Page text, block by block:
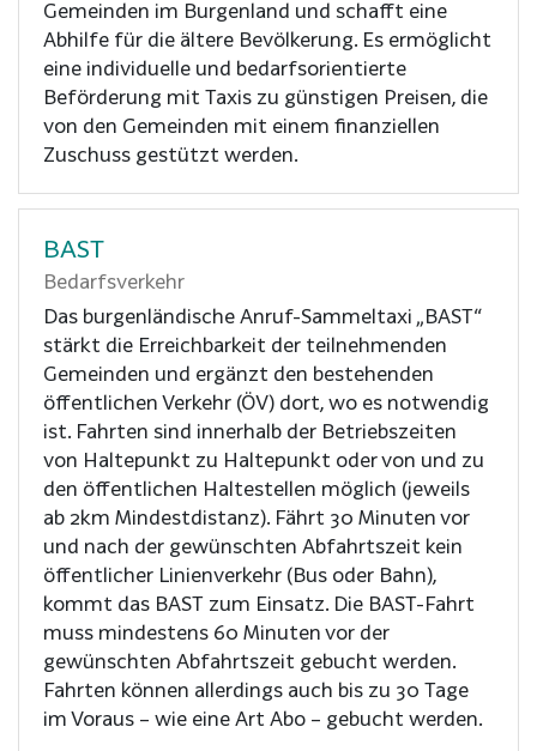
Gemeinden im Burgenland und schafft eine
Abhilfe für die ältere Bevölkerung. Es ermöglicht
eine individuelle und bedarfsorientierte
Beförderung mit Taxis zu günstigen Preisen, die
von den Gemeinden mit einem finanziellen
Zuschuss gestützt werden.
BAST
Bedarfsverkehr
Das burgenländische Anruf-Sammeltaxi „BAST“
stärkt die Erreichbarkeit der teilnehmenden
Gemeinden und ergänzt den bestehenden
öffentlichen Verkehr (ÖV) dort, wo es notwendig
ist. Fahrten sind innerhalb der Betriebszeiten
von Haltepunkt zu Haltepunkt oder von und zu
den öffentlichen Haltestellen möglich (jeweils
ab 2km Mindestdistanz). Fährt 30 Minuten vor
und nach der gewünschten Abfahrtszeit kein
öffentlicher Linienverkehr (Bus oder Bahn),
kommt das BAST zum Einsatz. Die BAST-Fahrt
muss mindestens 60 Minuten vor der
gewünschten Abfahrtszeit gebucht werden.
Fahrten können allerdings auch bis zu 30 Tage
im Voraus – wie eine Art Abo – gebucht werden.